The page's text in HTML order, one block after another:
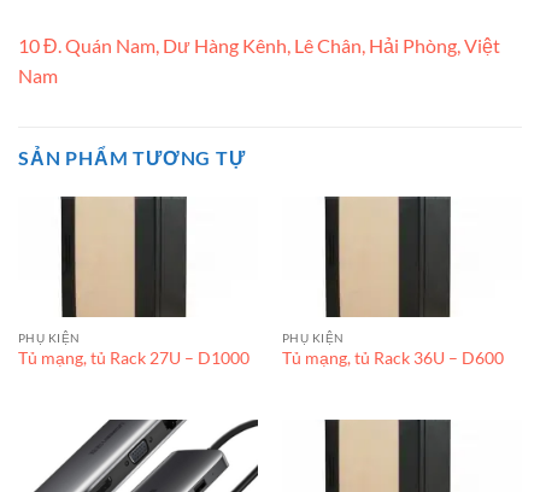
10 Đ. Quán Nam, Dư Hàng Kênh, Lê Chân, Hải Phòng, Việt
Nam
SẢN PHẨM TƯƠNG TỰ
PHỤ KIỆN
Tủ mạng, tủ Rack 27U – D1000
PHỤ KIỆN
Tủ mạng, tủ Rack 36U – D600